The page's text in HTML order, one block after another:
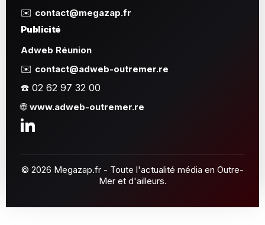
✉️ contact@megazap.fr
Publicité
Adweb Réunion
✉️ contact@adweb-outremer.re
☎️ 02 62 97 32 00
🌐www.adweb-outremer.re
© 2026 Megazap.fr - Toute l'actualité média en Outre-
Mer et d'ailleurs.